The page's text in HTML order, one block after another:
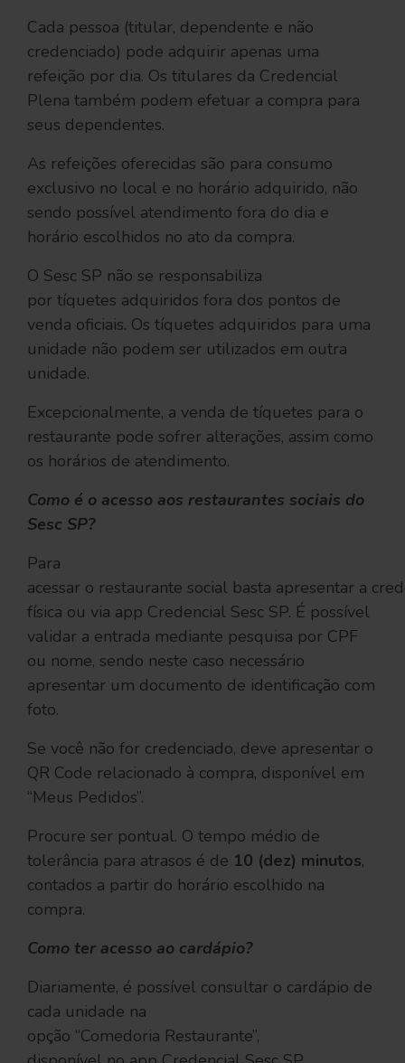
Cada pessoa (titular, dependente e não
credenciado) pode adquirir apenas uma
refeição por dia. Os titulares da Credencial
Plena também podem efetuar a compra para
seus dependentes.
As refeições oferecidas são para consumo
exclusivo no local e no horário adquirido, não
sendo possível atendimento fora do dia e
horário escolhidos no ato da compra.
O Sesc SP não se responsabiliza
por tíquetes adquiridos fora dos pontos de
venda oficiais. Os tíquetes adquiridos para uma
unidade não podem ser utilizados em outra
unidade.
Excepcionalmente, a venda de tíquetes para o
restaurante pode sofrer alterações, assim como
os horários de atendimento.
Como é o acesso aos restaurantes sociais do
Sesc SP?
Para
acessar o restaurante social basta apresentar a
física ou via app Credencial Sesc SP. É possível
validar a entrada mediante pesquisa por CPF
ou nome, sendo neste caso necessário
apresentar um documento de identificação com
foto.
Se você não for credenciado, deve apresentar o
QR Code relacionado à compra, disponível em
“Meus Pedidos”.
Procure ser pontual. O tempo médio de
tolerância para atrasos é de 10 (dez) minutos,
contados a partir do horário escolhido na
compra.
Como ter acesso ao cardápio?
Diariamente, é possível consultar o cardápio de
cada unidade na
opção “Comedoria Restaurante”,